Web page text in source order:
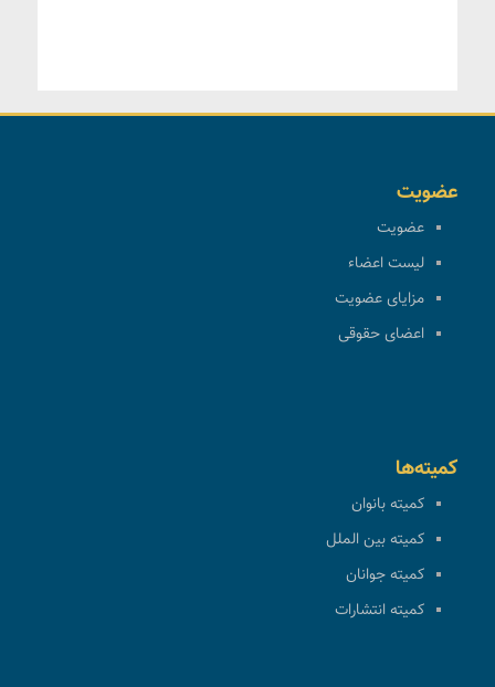
عضویت
عضویت
لیست اعضاء
مزایای عضویت
اعضای حقوقی
کمیته‌ها
کمیته بانوان
کمیته بین الملل
کمیته جوانان
کمیته انتشارات